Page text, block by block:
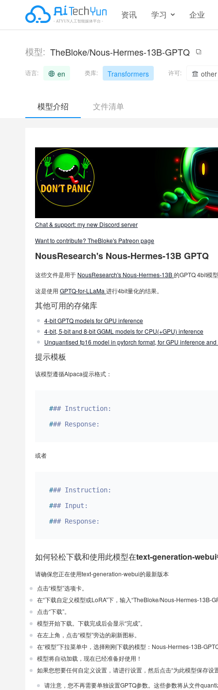
资讯 学习 企业
模型: TheBloke/Nous-Hermes-13B-GPTQ
语言: en 类库: Transformers 许可: other
模型介绍 文件清单
Chat & support: my new Discord server
Want to contribute? TheBloke's Patreon page
NousResearch's Nous-Hermes-13B GPTQ
这些文件是用于 NousResearch's Nous-Hermes-13B的GPTQ 4bit模型
这是使用 GPTQ-for-LLaMa 进行4bit量化的结果。
其他可用的存储库
4-bit GPTQ models for GPU inference
4-bit, 5-bit and 8-bit GGML models for CPU(+GPU) inference
Unquantised fp16 model in pytorch format, for GPU inference
提示模板
该模型遵循Alpaca提示格式：
### Instruction:
### Response:
或者
### Instruction:
### Input:
### Response:
如何轻松下载和使用此模型在text-generation-webui
请确保您正在使用text-generation-webui的最新版本
点击“模型”选项卡。
在“下载自定义模型或LoRA”下，输入“TheBloke/Nous-Hermes-13B-
点击“下载”。
模型开始下载。下载完成后会显示“完成”。
在左上角，点击“模型”旁边的刷新图标。
在“模型”下拉菜单中，选择刚刚下载的模型：Nous-Hermes-13B-
模型将自动加载，现在已经准备好使用！
如果您想要任何自定义设置，请进行设置，然后点击“为此模型保存设
请注意，您不再需要单独设置GPTQ参数。这些参数将从文件